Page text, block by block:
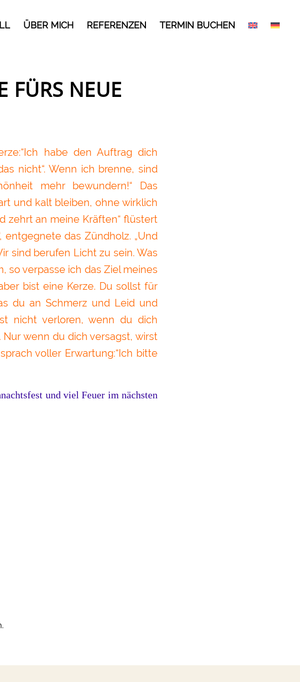
ÜBER MICH REFERENZEN TERMIN BUCHEN
FÜRS NEUE
habe den Auftrag dich
nicht“. Wenn ich brenne, sind
mehr bewundern!“ Das
und kalt bleiben, ohne wirklich
zehrt an meine Kräften“ flüstert
entgegnete das Zündholz. „Und
sind berufen Licht zu sein. Was
so verpasse ich das Ziel meines
bist eine Kerze. Du sollst für
du an Schmerz und Leid und
nicht verloren, wenn du dich
wenn du dich versagst, wirst
voller Erwartung:“Ich bitte
und viel Feuer im nächsten